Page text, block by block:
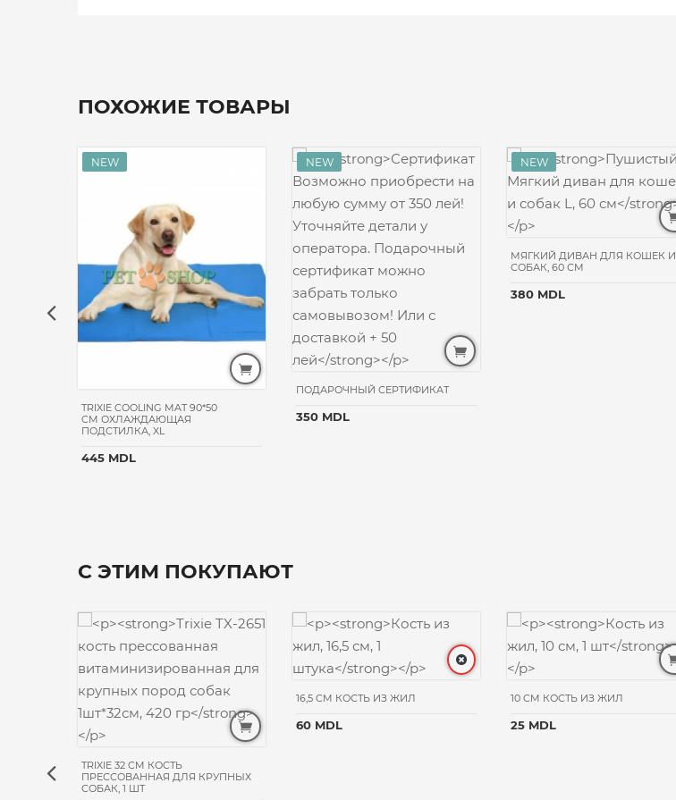
ПОХОЖИЕ ТОВАРЫ
TRIXIE COOLING MAT 90*50
CM ОХЛАЖДАЮЩАЯ
ПОДСТИЛКА, XL
445 MDL
ПОДАРОЧНЫЙ СЕРТИФИКАТ
350 MDL
МЯГКИЙ ДИВАН ДЛЯ КОШЕК И
СОБАК, 60 СМ
380 MDL
С ЭТИМ ПОКУПАЮТ
TRIXIE 32 CM КОСТЬ
ПРЕССОВАННАЯ ДЛЯ КРУПНЫХ
СОБАК, 1 ШТ
16,5 CM КОСТЬ ИЗ ЖИЛ
60 MDL
10 CM КОСТЬ ИЗ ЖИЛ
25 MDL